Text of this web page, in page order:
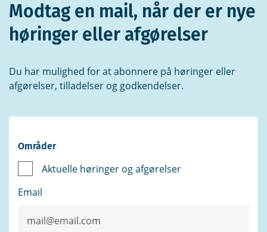
Modtag en mail, når der er nye
høringer eller afgørelser
Du har mulighed for at abonnere på høringer eller
afgørelser, tilladelser og godkendelser.
Områder
Aktuelle høringer og afgørelser
Email